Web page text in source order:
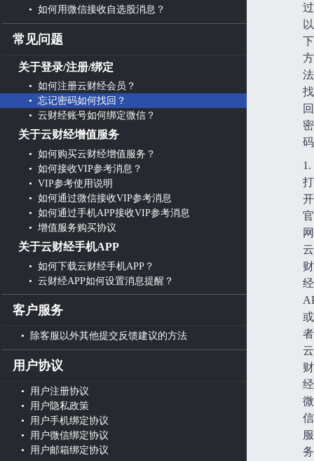
• 如何用微信接收自选股消息？
常见问题
关于登录/注册/绑定
• 如何注册云财经会员？
• 忘记密码如何找回？
• 云财经账号如何绑定微信？
关于云财经增值服务
• 如何购买云财经增值服务？
• 如何接收VIP参考消息？
• VIP参考使用说明
• 如何通过微信接收VIP参考消息
• 如何通过手机APP接收VIP参考消息
• 增值服务购买协议
关于云财经手机APP
• 如何下载云财经手机APP？
• 云财经APP如何设置消息提醒？
客户服务
• 除客服以外其他提交反馈建议的方法
用户协议
• 用户注册协议
• 用户隐私政策
• 用户手机绑定协议
• 用户微信绑定协议
• 用户邮箱绑定协议
过
以
下
方
法
找
回
密
1.
打
开
官
云
财
经
或
者
云
财
经
微
信
服
务